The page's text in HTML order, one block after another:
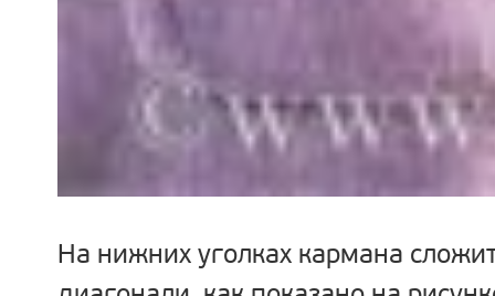
На нижних уголках кармана